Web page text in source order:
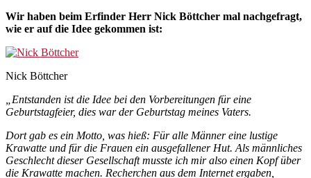
Wir haben beim Erfinder Herr Nick Böttcher mal nachgefragt,
wie er auf die Idee gekommen ist:
Nick Böttcher
„Entstanden ist die Idee bei den Vorbereitungen für eine
Geburtstagfeier, dies war der Geburtstag meines Vaters.
Dort gab es ein Motto, was hieß: Für alle Männer eine lustige
Krawatte und für die Frauen ein ausgefallener Hut. Als männliches
Geschlecht dieser Gesellschaft musste ich mir also einen Kopf über
die Krawatte machen. Recherchen aus dem Internet ergaben,